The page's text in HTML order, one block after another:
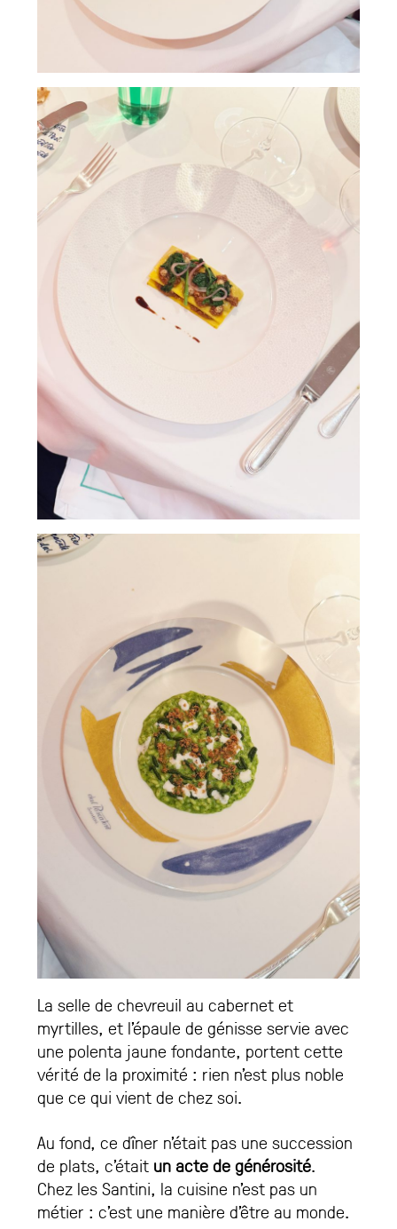
La selle de chevreuil au cabernet et
myrtilles, et l’épaule de génisse servie avec
une polenta jaune fondante, portent cette
vérité de la proximité : rien n’est plus noble
que ce qui vient de chez soi.
Au fond, ce dîner n’était pas une succession
de plats, c’était un acte de générosité.
Chez les Santini, la cuisine n’est pas un
métier : c’est une manière d’être au monde.